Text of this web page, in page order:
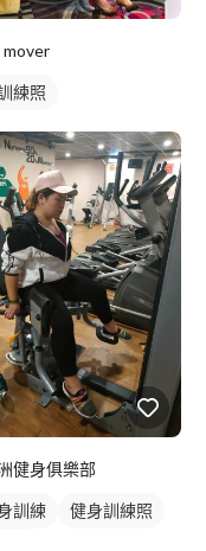
mover
練照
健身俱樂部
訓練
健身訓練照